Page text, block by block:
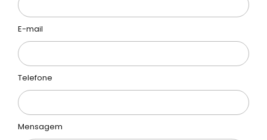
E-mail
Telefone
Mensagem